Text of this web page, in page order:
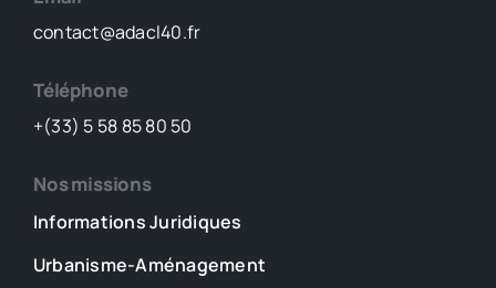
contact@adacl40.fr
Téléphone
+(33) 5 58 85 80 50
Nos missions
Informations Juridiques
Urbanisme-Aménagement